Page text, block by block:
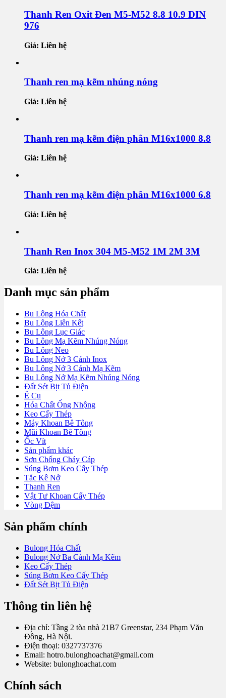
Thanh Ren Oxit Đen M5-M52 8.8 10.9 DIN
976
Giá: Liên hệ
Thanh ren mạ kẽm nhúng nóng
Giá: Liên hệ
Thanh ren mạ kẽm điện phân M16x1000 8.8
Giá: Liên hệ
Thanh ren mạ kẽm điện phân M16x1000 6.8
Giá: Liên hệ
Thanh Ren Inox 304 M5-M52 1M 2M 3M
Giá: Liên hệ
Danh mục sản phẩm
Bu Lông Hóa Chất
Bu Lông Liên Kết
Bu Lông Lục Giác
Bu Lông Mạ Kẽm Nhúng Nóng
Bu Lông Neo
Bu Lông Nở 3 Cánh Inox
Bu Lông Nở 3 Cánh Mạ Kẽm
Bu Lông Nở Mạ Kẽm Nhúng Nóng
Đất Sét Bịt Tủ Điện
Ê Cu
Hóa Chất Ống Nhộng
Keo Cấy Thép
Máy Khoan Bê Tông
Mũi Khoan Bê Tông
Ốc Vít
Sản phẩm khác
Sơn Chống Cháy Cáp
Súng Bơm Keo Cấy Thép
Tắc Kê Nở
Thanh Ren
Vật Tư Khoan Cấy Thép
Vòng Đệm
Sản phẩm chính
Bulong Hóa Chất
Bulong Nở Ba Cánh Mạ Kẽm
Keo Cấy Thép
Súng Bơm Keo Cấy Thép
Đất Sét Bịt Tủ Điện
Thông tin liên hệ
Địa chỉ: Tầng 2 tòa nhà 21B7 Greenstar, 234 Phạm Văn
Đồng, Hà Nội.
Điện thoại: 0327737376
Email: hotro.bulonghoachat@gmail.com
Website: bulonghoachat.com
Chính sách